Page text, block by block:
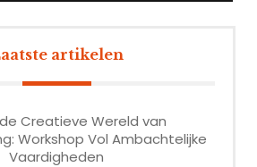
artikelen
Creatieve Wereld van
Workshop Vol Ambachtelijke
Vaardigheden